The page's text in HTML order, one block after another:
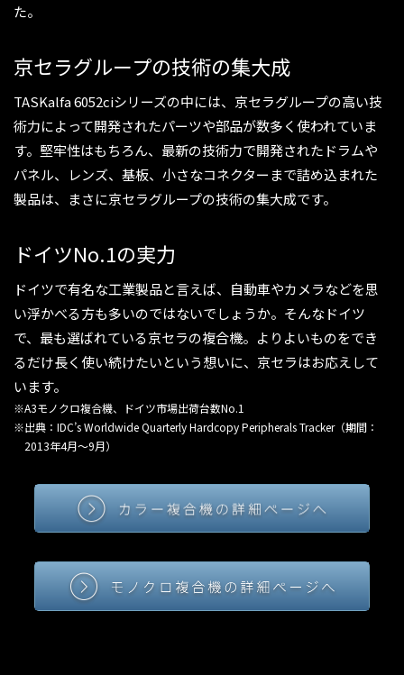
た。
京セラグループの技術の集大成
TASKalfa 6052ciシリーズの中には、京セラグループの高い技
術力によって開発されたパーツや部品が数多く使われていま
す。堅牢性はもちろん、最新の技術力で開発されたドラムや
パネル、レンズ、基板、小さなコネクターまで詰め込まれた
製品は、まさに京セラグループの技術の集大成です。
ドイツNo.1の実力
ドイツで有名な工業製品と言えば、自動車やカメラなどを思
い浮かべる方も多いのではないでしょうか。そんなドイツ
で、最も選ばれている京セラの複合機。よりよいものをでき
るだけ長く使い続けたいという想いに、京セラはお応えして
います。
※A3モノクロ複合機、ドイツ市場出荷台数No.1
※出典：IDC’s Worldwide Quarterly Hardcopy Peripherals Tracker（期間：
2013年4月～9月）